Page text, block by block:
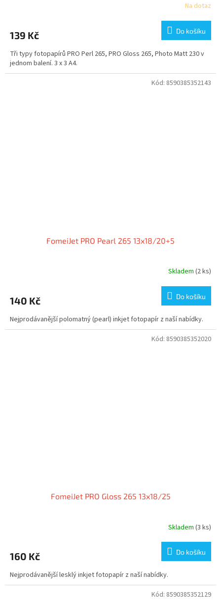
Na dotaz
139 Kč Do košíku
Tři typy fotopapírů PRO Perl 265, PRO Gloss 265, Photo Matt 230 v
jednom balení. 3 x 3 A4.
FomeiJet PRO Pearl 265 13x18/20+5
Skladem (2 ks)
140 Kč Do košíku
Nejprodávanější polomatný (pearl) inkjet fotopapír z naší nabídky.
Kód: 8590385352143
FomeiJet PRO Gloss 265 13x18/25
Skladem (3 ks)
160 Kč Do košíku
Nejprodávanější lesklý inkjet fotopapír z naší nabídky.
Kód: 8590385352020
Kód: 8590385352129